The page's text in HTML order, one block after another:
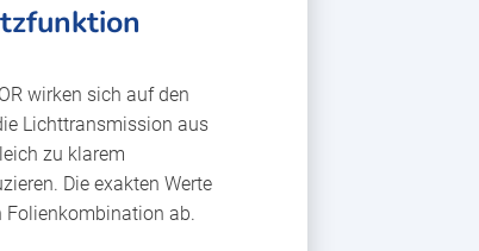
wirken sich auf den
Lichttransmission aus
zu klarem
Die exakten Werte
Folienkombination ab.